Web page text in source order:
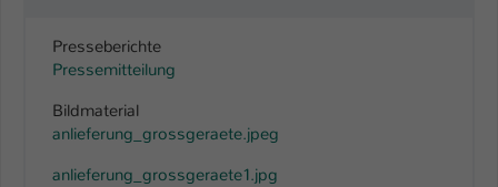
Presseberichte
Pressemitteilung
Bildmaterial
anlieferung_grossgeraete.jpeg
anlieferung_grossgeraete1.jpg